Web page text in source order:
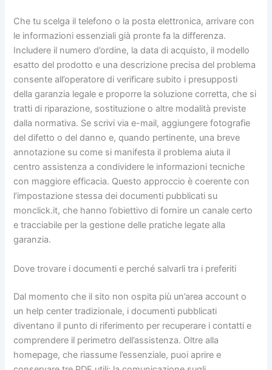
Che tu scelga il telefono o la posta elettronica, arrivare con
le informazioni essenziali già pronte fa la differenza.
Includere il numero d’ordine, la data di acquisto, il modello
esatto del prodotto e una descrizione precisa del problema
consente all’operatore di verificare subito i presupposti
della garanzia legale e proporre la soluzione corretta, che si
tratti di riparazione, sostituzione o altre modalità previste
dalla normativa. Se scrivi via e-mail, aggiungere fotografie
del difetto o del danno e, quando pertinente, una breve
annotazione su come si manifesta il problema aiuta il
centro assistenza a condividere le informazioni tecniche
con maggiore efficacia. Questo approccio è coerente con
l’impostazione stessa dei documenti pubblicati su
monclick.it, che hanno l’obiettivo di fornire un canale certo
e tracciabile per la gestione delle pratiche legate alla
garanzia.
Dove trovare i documenti e perché salvarli tra i preferiti
Dal momento che il sito non ospita più un’area account o
un help center tradizionale, i documenti pubblicati
diventano il punto di riferimento per recuperare i contatti e
comprendere il perimetro dell’assistenza. Oltre alla
homepage, che riassume l’essenziale, puoi aprire e